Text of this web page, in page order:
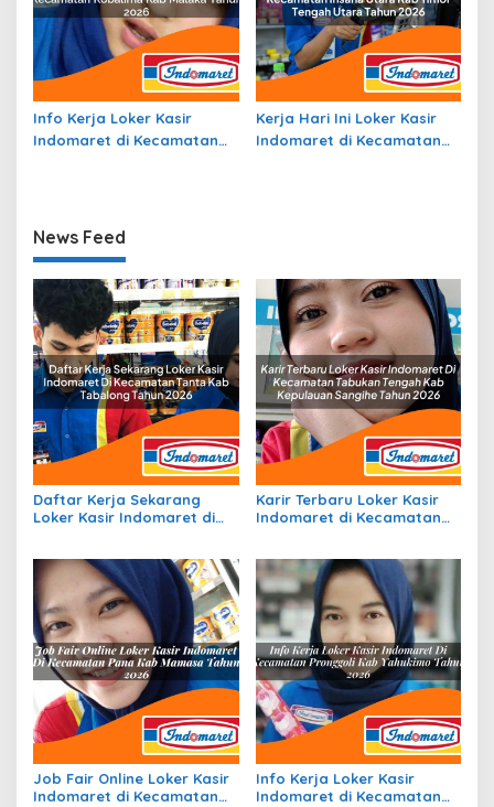
Info Kerja Loker Kasir
Indomaret di Kecamatan
Kerja Hari Ini Loker Kasir
Indomaret di Kecamatan
News Feed
Daftar Kerja Sekarang
Loker Kasir Indomaret di
Karir Terbaru Loker Kasir
Indomaret di Kecamatan
2026
Job Fair Online Loker Kasir
Indomaret di Kecamatan
Info Kerja Loker Kasir
Indomaret di Kecamatan